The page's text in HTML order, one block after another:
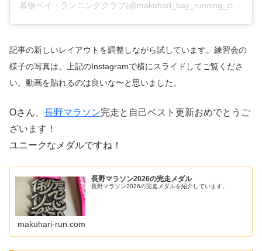
幕張ベイ・ランニングクラブ(@makuhari_bay_running_club)がシェアした投稿
記事の新しいレイアウトを調整しながら試しています。練習会の
様子の写真は、上記のInstagramで横にスライドしてご覧くださ
い。動画を貼れるのは良いな〜と思いました。
Oさん、 長野マラソン完走と自己ベスト更新おめでとうご
ざいます！
ユニークなメダルですね！
長野マラソン2026の完走メダル
長野マラソン2026の完走メダルを紹介しています。
makuhari-run.com